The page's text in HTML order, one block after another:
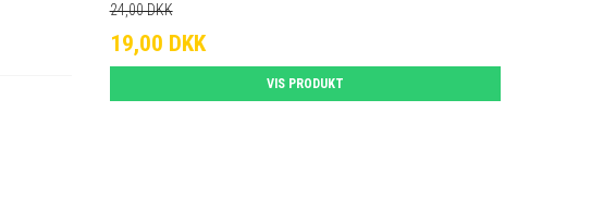
24,00 DKK
19,00 DKK
VIS PRODUKT